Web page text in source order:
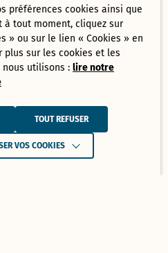
préférences cookies ainsi que
tout moment, cliquez sur
» ou sur le lien « Cookies » en
plus sur les cookies et les
nous utilisons :lire notre
TOUT REFUSER
VOS COOKIES